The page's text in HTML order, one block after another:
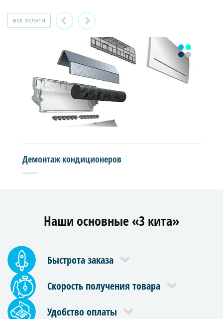
ВСЕ УСЛУГИ
Демонтаж кондиционеров
Наши основные «3 кита»
Быстрота заказа
Скорость получения товара
Удобство оплаты